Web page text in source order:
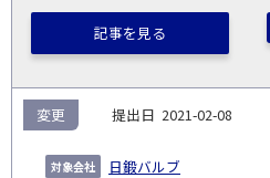
記事を見る
2021-02-08
日鍛バルブ
変更